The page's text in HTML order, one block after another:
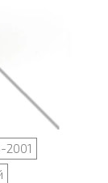
2001